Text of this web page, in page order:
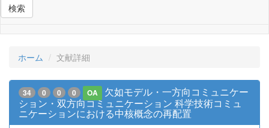
検索
ホーム 文献詳細
34 0 0 0 OA
欠如モデル・一方向コミュニケー
ション・双方向コミュニケーション 科学技術コミュ
ニケーションにおける中核概念の再配置